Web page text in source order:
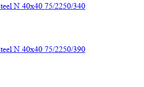
N 40х40 75/2250/340
N 40х40 75/2250/390